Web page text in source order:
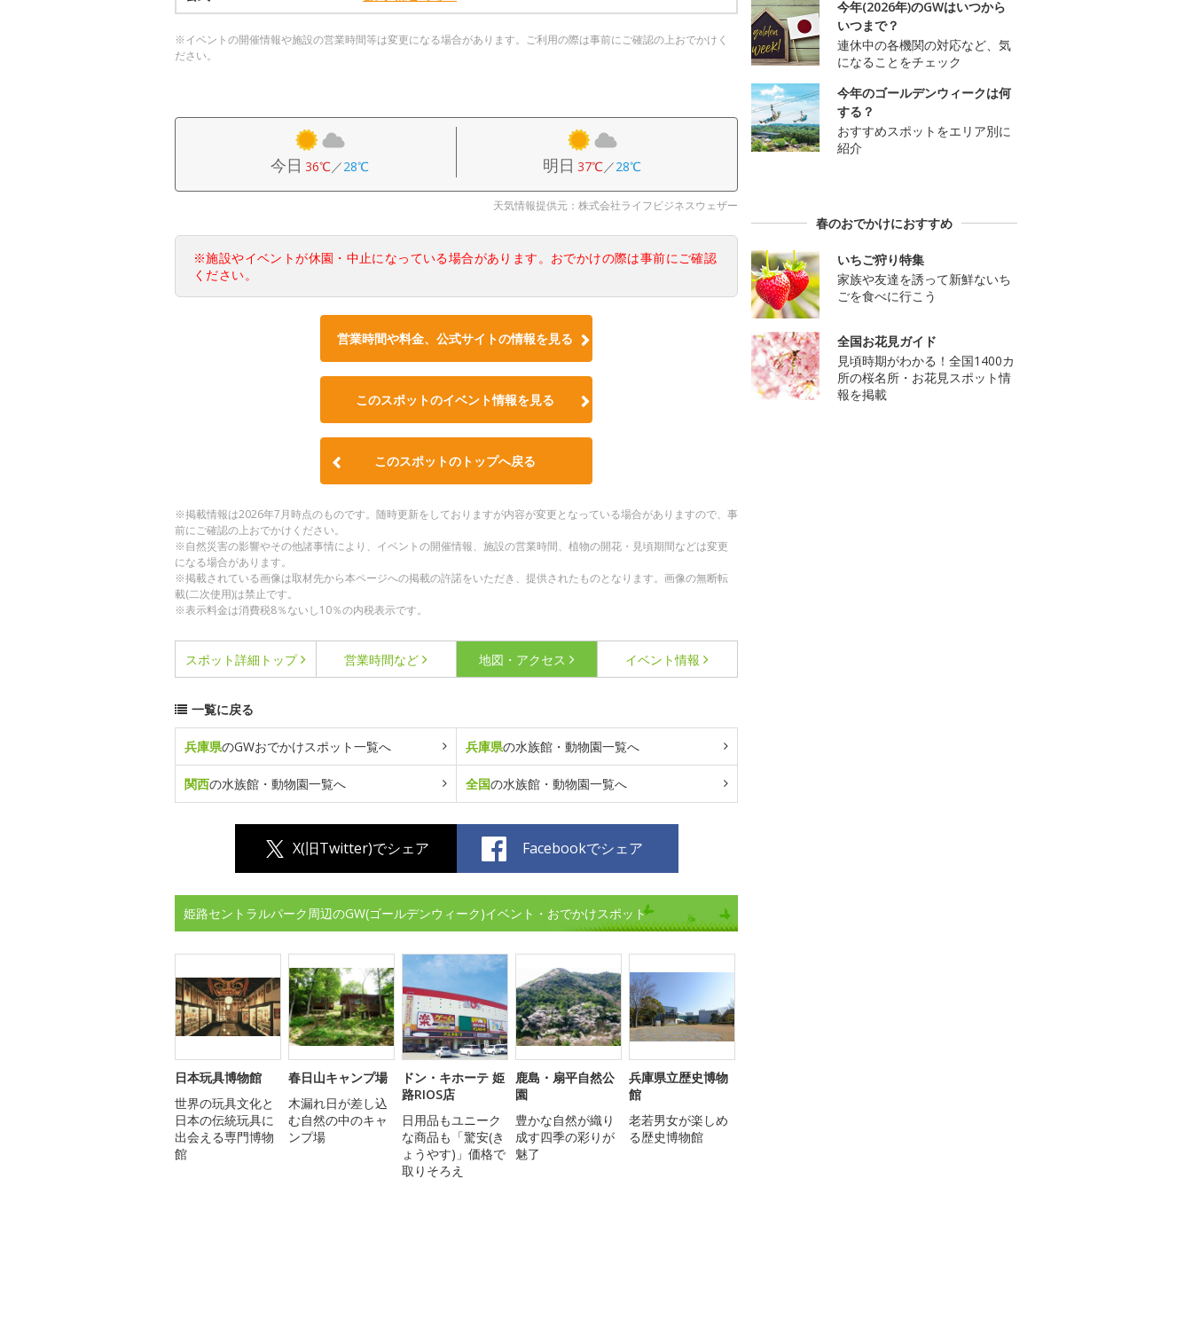
※イベントの開催情報や施設の営業時間等は変更になる場合があります。ご利用の際は事前にご確認の上おでかけく
ださい。
今日 36℃／28℃ 明日 37℃／28℃
天気情報提供元：株式会社ライフビジネスウェザー
※施設やイベントが休園・中止になっている場合があります。おでかけの際は事前にご確認
ください。
営業時間や料金、公式サイトの情報を見る
このスポットのイベント情報を見る
このスポットのトップへ戻る
※掲載情報は2026年7月時点のものです。随時更新をしておりますが内容が変更となっている場合がありますので、事
前にご確認の上おでかけください。
※自然災害の影響やその他諸事情により、イベントの開催情報、施設の営業時間、植物の開花・見頃期間などは変更
になる場合があります。
※掲載されている画像は取材先から本ページへの掲載の許諾をいただき、提供されたものとなります。画像の無断転
載(二次使用)は禁止です。
※表示料金は消費税8％ないし10％の内税表示です。
スポット詳細 トップ 営業時間など 地図・アクセス イベント情報
一覧に戻る
兵庫県のGWおでかけスポット一覧へ 兵庫県の水族館・動物園一覧へ
関西の水族館・動物園一覧へ 全国の水族館・動物園一覧へ
X(旧Twitter)でシェア Facebookでシェア
姫路セントラルパーク周辺のGW(ゴールデンウィーク)イベント・おでかけスポット
日本玩具博物館
世界の玩具文化と
日本の伝統玩具に
出会える専門博物
館
春日山キャンプ場
木漏れ日が差し込
む自然の中のキャ
ンプ場
ドン・キホーテ 姫
路RIOS店
日用品もユニーク
な商品も「驚安(き
ょうやす)」価格で
取りそろえ
鹿島・扇平自然公
園
豊かな自然が織り
成す四季の彩りが
魅了
兵庫県立歴史博物
館
老若男女が楽しめ
る歴史博物館
今年(2026年)のGWはいつから
いつまで？
連休中の各機関の対応など、気
になることをチェック
今年のゴールデンウィークは何
する？
おすすめスポットをエリア別に
紹介
春のおでかけにおすすめ
いちご狩り特集
家族や友達を誘って新鮮ないち
ごを食べに行こう
全国お花見ガイド
見頃時期がわかる！全国1400カ
所の桜名所・お花見スポット情
報を掲載